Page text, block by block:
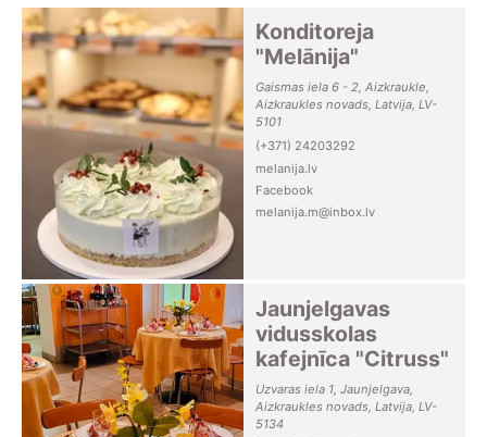
Konditoreja
"Melānija"
Gaismas iela 6 - 2, Aizkraukle,
Aizkraukles novads, Latvija, LV-
5101
(+371) 24203292
melanija.lv
Facebook
melanija.m@inbox.lv
Jaunjelgavas
vidusskolas
kafejnīca "Citruss"
Uzvaras iela 1, Jaunjelgava,
Aizkraukles novads, Latvija, LV-
5134